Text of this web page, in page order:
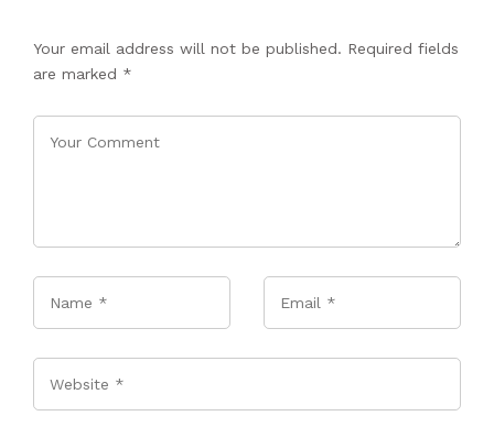
Your email address will not be published. Required fields
are marked *